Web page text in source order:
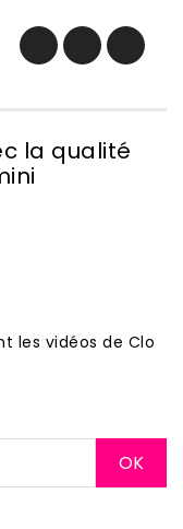
la qualité
les vidéos de Clo